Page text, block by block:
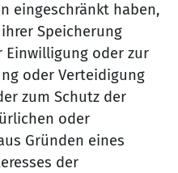
eingeschränkt haben,
Speicherung
Einwilligung oder zur
oder Verteidigung
zum Schutz der
oder
Gründen eines
der